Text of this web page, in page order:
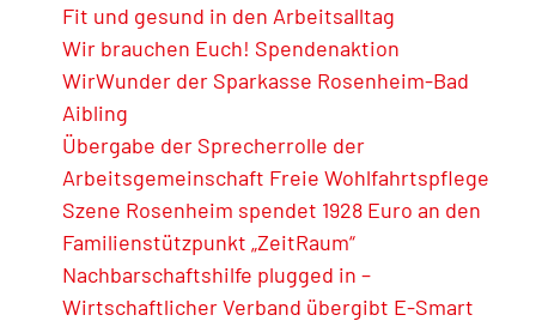
Fit und gesund in den Arbeitsalltag
Wir brauchen Euch! Spendenaktion
WirWunder der Sparkasse Rosenheim-Bad
Aibling
Übergabe der Sprecherrolle der
Arbeitsgemeinschaft Freie Wohlfahrtspflege
Szene Rosenheim spendet 1928 Euro an den
Familienstützpunkt „ZeitRaum“
Nachbarschaftshilfe plugged in –
Wirtschaftlicher Verband übergibt E-Smart